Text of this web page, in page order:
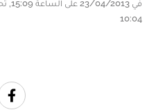
10:04